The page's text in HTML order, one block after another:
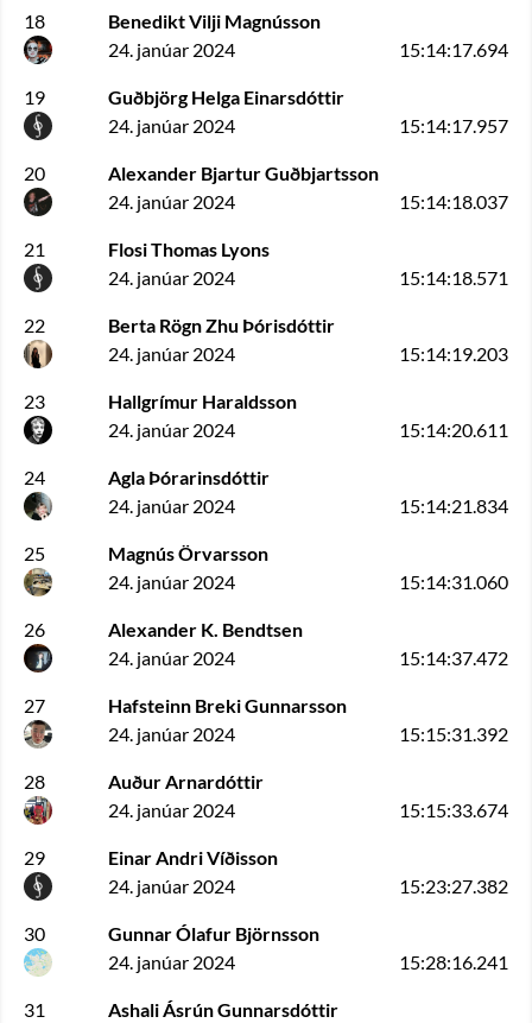
18
Benedikt Vilji Magnússon
24. janúar 2024
15:14:17.694
19
Guðbjörg Helga Einarsdóttir
24. janúar 2024
15:14:17.957
20
Alexander Bjartur Guðbjartsson
24. janúar 2024
15:14:18.037
21
Flosi Thomas Lyons
24. janúar 2024
15:14:18.571
22
Berta Rögn Zhu Þórisdóttir
24. janúar 2024
15:14:19.203
23
Hallgrímur Haraldsson
24. janúar 2024
15:14:20.611
24
Agla Þórarinsdóttir
24. janúar 2024
15:14:21.834
25
Magnús Örvarsson
24. janúar 2024
15:14:31.060
26
Alexander K. Bendtsen
24. janúar 2024
15:14:37.472
27
Hafsteinn Breki Gunnarsson
24. janúar 2024
15:15:31.392
28
Auður Arnardóttir
24. janúar 2024
15:15:33.674
29
Einar Andri Víðisson
24. janúar 2024
15:23:27.382
30
Gunnar Ólafur Björnsson
24. janúar 2024
15:28:16.241
31
Ashali Ásrún Gunnarsdóttir